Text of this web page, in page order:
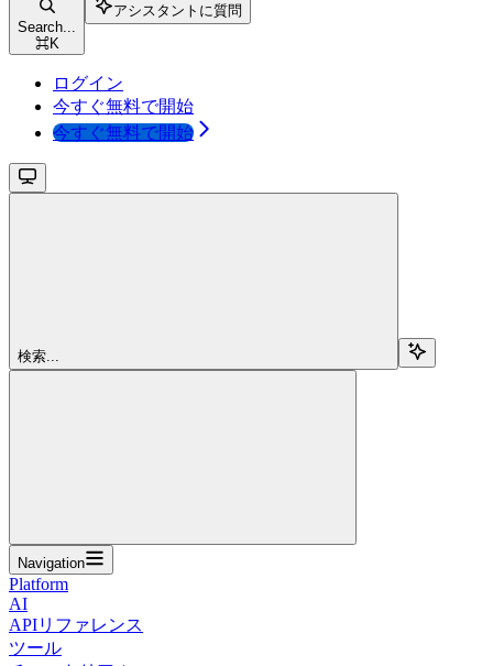
Search...
⌘K
アシスタントに質問
ログイン
今すぐ無料で開始
今すぐ無料で開始
検索...
Navigation
Platform
AI
APIリファレンス
ツール